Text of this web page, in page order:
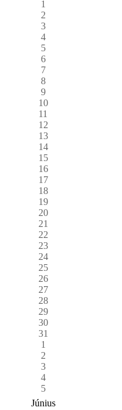
1
2
3
4
5
6
7
8
9
10
11
12
13
14
15
16
17
18
19
20
21
22
23
24
25
26
27
28
29
30
31
1
2
3
4
5
Június